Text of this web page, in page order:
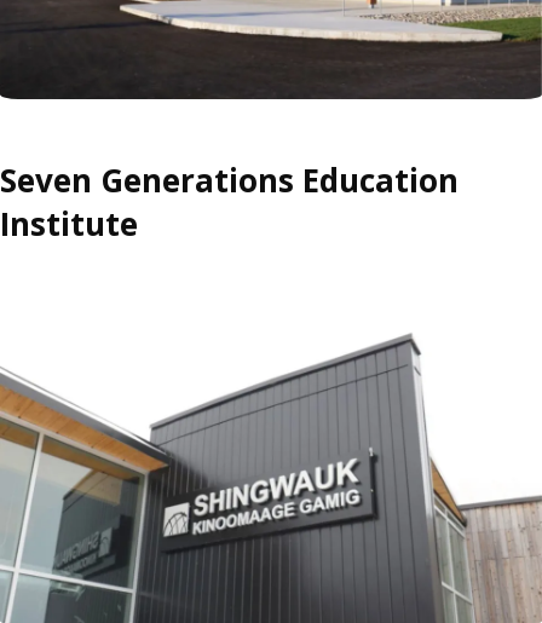
Seven Generations Education
Institute